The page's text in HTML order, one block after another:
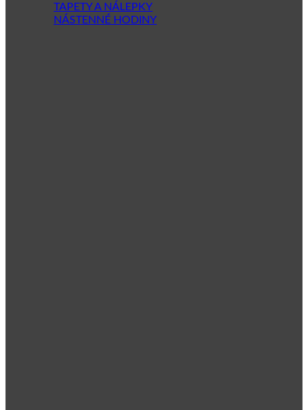
TAPETY A NÁLEPKY
NÁSTENNÉ HODINY